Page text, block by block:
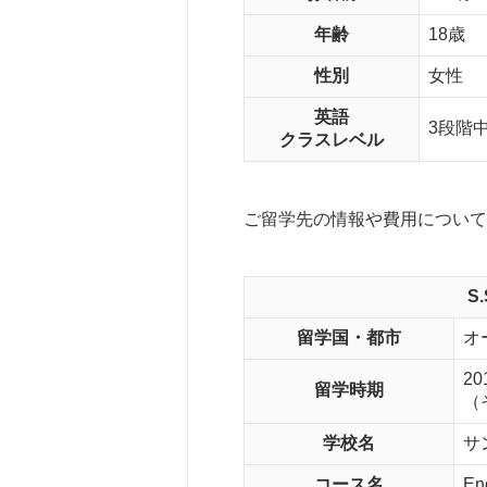
年齢 18歳
性別 女性
英語
クラスレベル
3段階
ご留学先の情報や費用につい
留学国・都市 オ
留学時期
学校名 サ